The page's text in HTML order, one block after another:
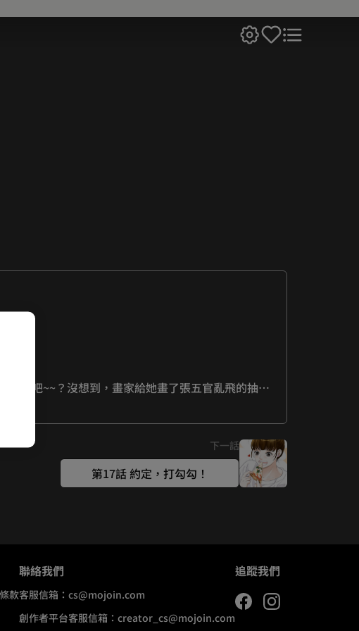
的吧~~？沒想到，畫家給她畫了張五官亂飛的抽象
下一話
第17話 約定，打勾勾！
款
聯絡我們
客服信箱： cs@mojoin.com
創作者平台客服信箱： creator_cs@mojoin.com
追蹤我們